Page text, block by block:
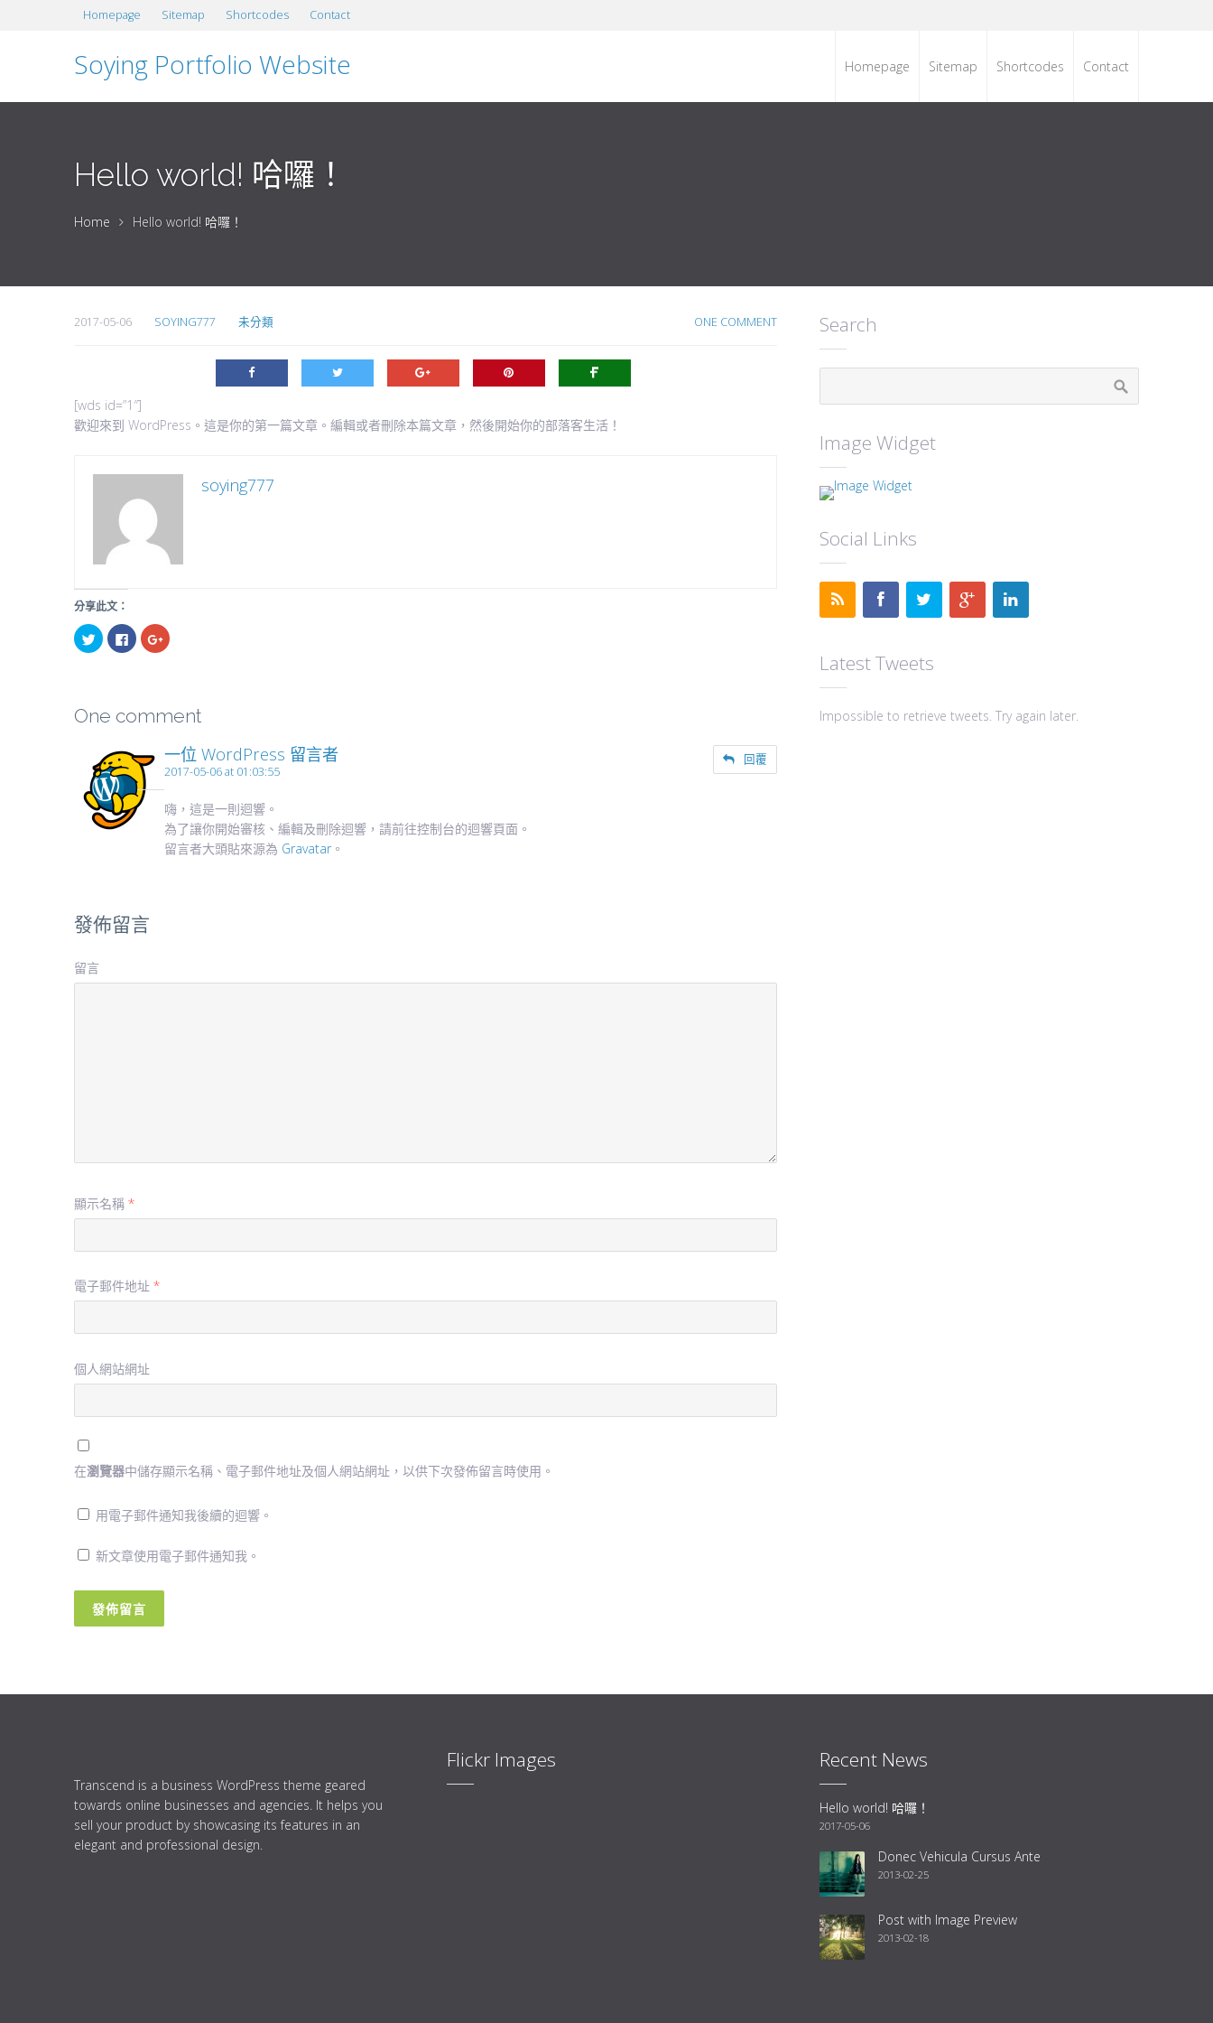
Homepage Sitemap Shortcodes Contact
Soying Portfolio Website Homepage Sitemap Shortcodes Contact
Hello world! 哈囉！
Home Hello world! 哈囉！
2017-05-06 SOYING777 未分類 ONE COMMENT
[wds id=”1″]
歡迎來到 WordPress。這是你的第一篇文章。編輯或者刪除本篇文章，然後開始你的部落客生活！
soying777
分享此文：
分
享
中
開
按
一
Facebook(在
新
中
開
啟)
按
一
Google+
(在
窗
中
開
啟)
One comment
回覆
一位 WordPress 留言者
2017-05-06 at 01:03:55
嗨，這是一則迴響。
為了讓你開始審核、編輯及刪除迴響，請前往控制台的迴響頁面。
留言者大頭貼來源為 Gravatar 。
發佈留言
留言
顯示名稱 *
電子郵件地址 *
個人網站網址
在瀏覽器中儲存顯示名稱、電子郵件地址及個人網站網址，以供下次發佈留言時使用。
用電子郵件通知我後續的迴響。
新文章使用電子郵件通知我。
Search
Image Widget
Social Links
Latest Tweets
Impossible to retrieve tweets. Try again later.
Transcend is a business WordPress theme geared
towards online businesses and agencies. It helps you
sell your product by showcasing its features in an
elegant and professional design.
Flickr Images Recent News
Hello world! 哈囉！
2017-05-06
Donec Vehicula Cursus Ante
2013-02-25
Post with Image Preview
2013-02-18